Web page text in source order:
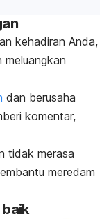
kehadiran Anda,
meluangkan
dan berusaha
komentar,
tidak merasa
meredam
baik